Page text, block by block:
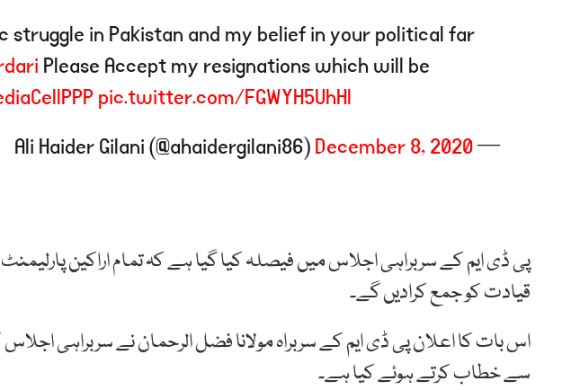
in Pakistan and my belief in your political far
Please Accept my resignations which will be
pic.twitter.com/FGWYH5UhHl
— Ali Haider Gilani (@ahaidergilani86)
December 8, 2020
قیادت کو جمع کرادیں گے۔
اس بات کا اعلان پی ڈی ایم کے سربراہ مولانا فضل الرحمان نے سربراہی
سے خطاب کرتے ہوئے کیا ہے۔